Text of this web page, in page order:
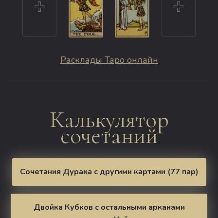
Расклады Таро онлайн
Калькулятор
сочетаний
Сочетания Дурака с другими картами (77 пар)
Двойка Кубков с остальными арканами